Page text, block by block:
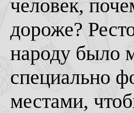
человек,
дороже?
народу было
специально
местами,